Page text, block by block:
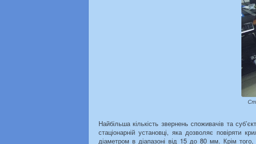
Найбільша кількість звернень споживачів та
стаціонарній установці, яка дозволяє повіряти
діаметром в діапазоні від 15 до 80 мм. Крім того,